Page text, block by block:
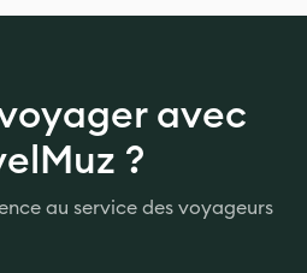
avec
?
au service des voyageurs